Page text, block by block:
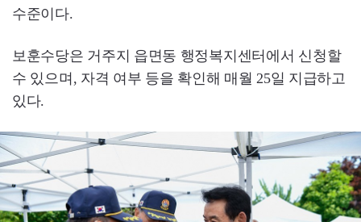
수준이다.
보훈수당은 거주지 읍면동 행정복지센터에서 신청할
수 있으며, 자격 여부 등을 확인해 매월 25일 지급하고
있다.